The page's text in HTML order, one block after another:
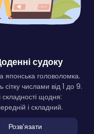
судоку
японська головоломка.
сітку числами від 1 до 9.
складності щодня:
і складний.
Розвʼязати